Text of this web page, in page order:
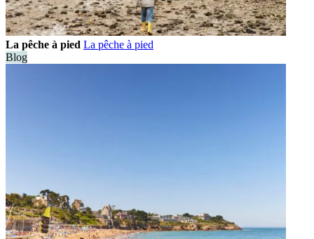
La pêche à pied La pêche à pied
Blog